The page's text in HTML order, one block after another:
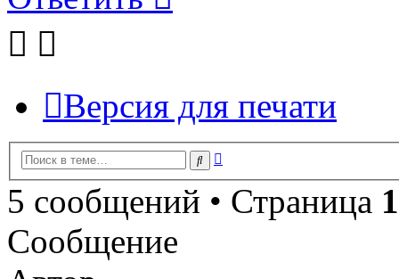
Версия для печати
Поиск
5 сообщений • Страница 1
Сообщение